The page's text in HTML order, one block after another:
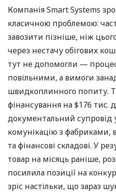
Компанія Smart Systems
класичною проблемою:
завозити пізніше, ніж
через нестачу обігових
тут не допомогли —
повільними, а вимоги
швидкоплинного попиту.
фінансування на $176 тис.
документальний супровід
комунікацію з
та фінансові складові. У
товар на місяць раніше,
посилила позиції на
зріс настільки, що зараз